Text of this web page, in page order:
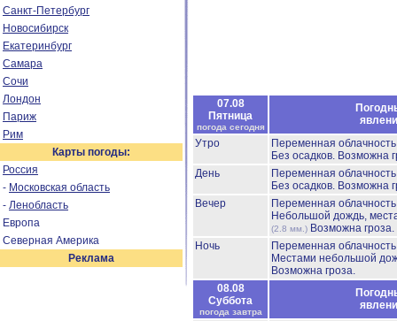
Санкт-Петербург
Новосибирск
Екатеринбург
Самара
Сочи
Лондон
Париж
Рим
Карты погоды:
Россия
- Московская область
- Ленобласть
Европа
Северная Америка
Реклама
07.08
Пятница
погода сегодня
Утро
Переменная
Без осадков. Возможна
День
Переменная
Без осадков. Возможна
Вечер
Переменная
Небольшой дождь,
(2.8 мм.) Возможна гроза.
Ночь
Переменная
Местами небольшой
Возможна гроза.
08.08
Суббота
погода завтра